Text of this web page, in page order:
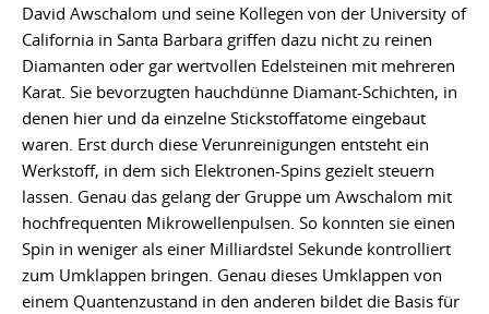
David Awschalom und seine Kollegen von der University of
California in Santa Barbara griffen dazu nicht zu reinen
Diamanten oder gar wertvollen Edelsteinen mit mehreren
Karat. Sie bevorzugten hauchdünne Diamant-Schichten, in
denen hier und da einzelne Stickstoffatome eingebaut
waren. Erst durch diese Verunreinigungen entsteht ein
Werkstoff, in dem sich Elektronen-Spins gezielt steuern
lassen. Genau das gelang der Gruppe um Awschalom mit
hochfrequenten Mikrowellenpulsen. So konnten sie einen
Spin in weniger als einer Milliardstel Sekunde kontrolliert
zum Umklappen bringen. Genau dieses Umklappen von
einem Quantenzustand in den anderen bildet die Basis für